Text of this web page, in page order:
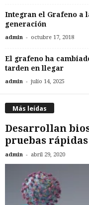
Integran el Grafeno a
generación
admin - octubre 17, 2018
El grafeno ha
tarden en llegar
admin - julio 14, 2025
Más leídas
Desarrollan
pruebas rápidas
admin - abril 29, 2020